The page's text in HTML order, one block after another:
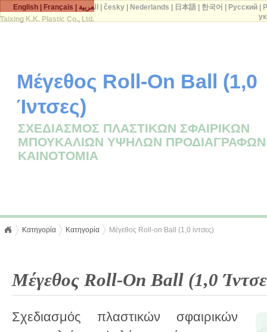
Taixing K.K. Plastic Co., Ltd.
Μέγεθος Roll-On Ball (1,0
Ίντσες)
ΣΧΕΔΙΑΣΜΌΣ ΠΛΑΣΤΙΚΏΝ ΣΦΑΙΡΙΚΏΝ
ΜΠΟΥΚΑΛΙΏΝ ΥΨΗΛΏΝ
ΚΑΙΝΟΤΟΜΊΑ
Κατηγορία Κατηγορία Μέγεθος Roll-on Ball (1,0 ίντσες)
Μέγεθος Roll-On Ball (1,0
Σχεδιασμός πλαστικών σφαιρικών
English Français العربية |česky Nederlands 日本語 한국어 Русский